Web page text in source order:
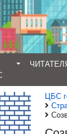
ЦБС